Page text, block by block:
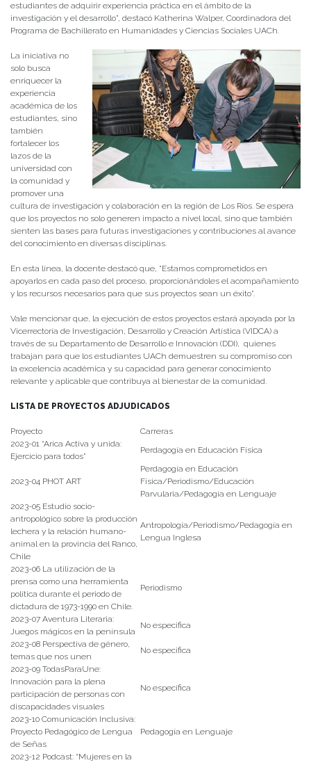
estudiantes de adquirir experiencia práctica en el ámbito de la
investigación y el desarrollo”, destacó Katherina Walper, Coordinadora del
Programa de Bachillerato en Humanidades y Ciencias Sociales UACh.
La iniciativa no
solo busca
enriquecer la
experiencia
académica de los
estudiantes, sino
también
fortalecer los
lazos de la
universidad con
la comunidad y
promover una
cultura de investigación y colaboración en la región de Los Ríos. Se espera
que los proyectos no solo generen impacto a nivel local, sino que también
sienten las bases para futuras investigaciones y contribuciones al avance
del conocimiento en diversas disciplinas.
En esta línea, la docente destacó que, “Estamos comprometidos en
apoyarlos en cada paso del proceso, proporcionándoles el acompañamiento
y los recursos necesarios para que sus proyectos sean un éxito”.
Vale mencionar que, la ejecución de estos proyectos estará apoyada por la
Vicerrectoría de Investigación, Desarrollo y Creación Artística (VIDCA) a
través de su Departamento de Desarrollo e Innovación (DDI), quienes
trabajan para que los estudiantes UACh demuestren su compromiso con
la excelencia académica y su capacidad para generar conocimiento
relevante y aplicable que contribuya al bienestar de la comunidad.
LISTA DE PROYECTOS ADJUDICADOS
Proyecto
Carreras
2023-01 “Arica Activa y unida:
Ejercicio para todos”
Perdagogía en Educación Física
2023-04 PHOT ART
Perdagogía en Educación
Física/Periodismo/Educación
Parvularia/Pedagogía en Lenguaje
2023-05 Estudio socio-
antropológico sobre la producción
lechera y la relación humano-
animal en la provincia del Ranco,
Chile
Antropología/Periodismo/Pedagogía en
Lengua Inglesa
2023-06 La utilización de la
prensa como una herramienta
política durante el periodo de
dictadura de 1973-1990 en Chile.
Periodismo
2023-07 Aventura Literaria:
Juegos mágicos en la península
No especifica
2023-08 Perspectiva de género,
temas que nos unen
No especifica
2023-09 TodasParaUne:
Innovación para la plena
participación de personas con
discapacidades visuales
No especifica
2023-10 Comunicación Inclusiva:
Proyecto Pedagógico de Lengua
de Señas
Pedagogía en Lenguaje
2023-12 Podcast: “Mujeres en la